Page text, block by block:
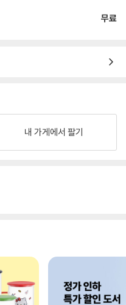
무료
내 가게에서 팔기